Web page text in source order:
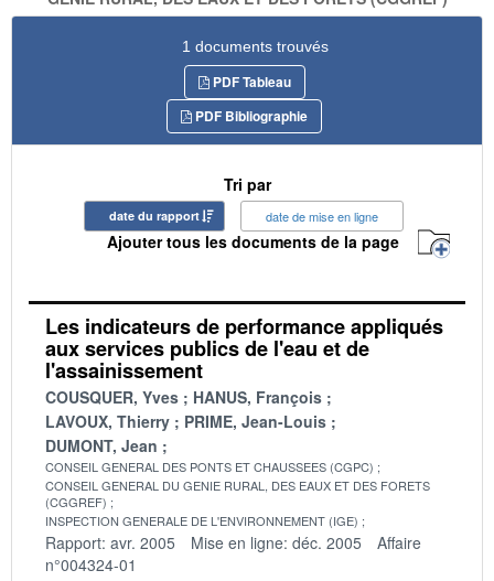
1 documents trouvés
PDF Tableau
PDF Bibliographie
Tri par
date du rapport date de mise en ligne
Ajouter tous les documents de la page
Les indicateurs de performance appliqués
aux services publics de l'eau et de
l'assainissement
COUSQUER, Yves
HANUS, François
LAVOUX, Thierry
PRIME, Jean-Louis
DUMONT, Jean
CONSEIL GENERAL DES PONTS ET CHAUSSEES (CGPC)
CONSEIL GENERAL DU GENIE RURAL, DES EAUX ET DES FORETS
(CGGREF)
INSPECTION GENERALE DE L'ENVIRONNEMENT (IGE)
Rapport: avr. 2005 Mise en ligne: déc. 2005
Affaire
n°004324-01